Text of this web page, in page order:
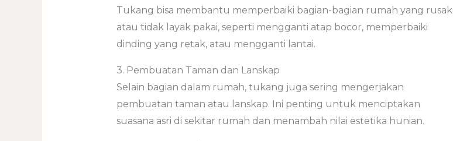
Tukang bisa membantu memperbaiki bagian-bagian rumah yang rusak
atau tidak layak pakai, seperti mengganti atap bocor, memperbaiki
dinding yang retak, atau mengganti lantai.
3. Pembuatan Taman dan Lanskap
Selain bagian dalam rumah, tukang juga sering mengerjakan
pembuatan taman atau lanskap. Ini penting untuk menciptakan
suasana asri di sekitar rumah dan menambah nilai estetika hunian.